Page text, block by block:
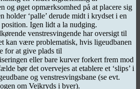
og øget opmærksomhed på at placere sig
holder ‘palle’ derude midt i krydset i en
Igen lidt a la nudging.
venstresvingende har oversigt til
kan være problematisk, hvis ligeudbanen
for at give plads til
eller bare kurver forkert frem mod
bør det overvejes at etablere et ‘slips’ i
og venstresvingsbane (se evt.
om Vejkryds i byer).